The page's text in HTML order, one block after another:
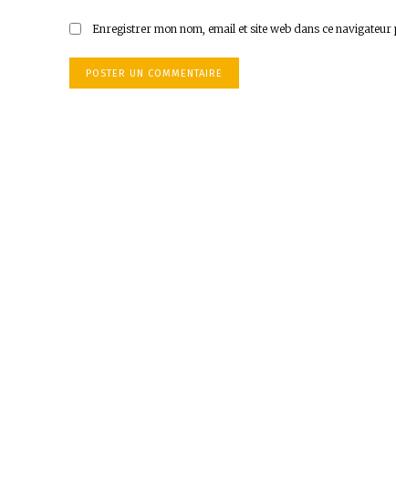
Enregistrer mon nom, email et site web dans ce